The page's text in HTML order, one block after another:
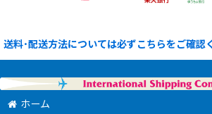
送料･配送方法については必ずこちらをご確認
ホーム